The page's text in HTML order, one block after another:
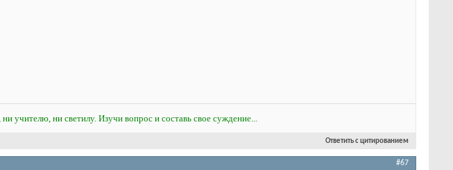
учителю, ни светилу. Изучи вопрос и составь свое суждение...
Ответить с цитированием
#67